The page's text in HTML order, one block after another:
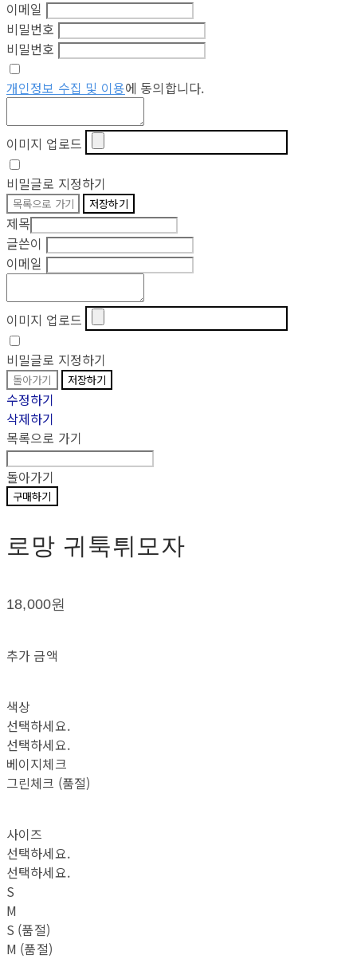
이메일
비밀번호
비밀번호
개인정보 수집 및 이용에 동의합니다.
이미지 업로드
비밀글로 지정하기
목록으로 가기 저장하기
제목
글쓴이
이메일
이미지 업로드
비밀글로 지정하기
돌아가기 저장하기
수정하기
삭제하기
목록으로 가기
돌아가기
구매하기
로망 귀툭튀모자
18,000원
추가 금액
색상
선택하세요.
선택하세요.
베이지체크
그린체크 (품절)
사이즈
선택하세요.
선택하세요.
S
M
S (품절)
M (품절)